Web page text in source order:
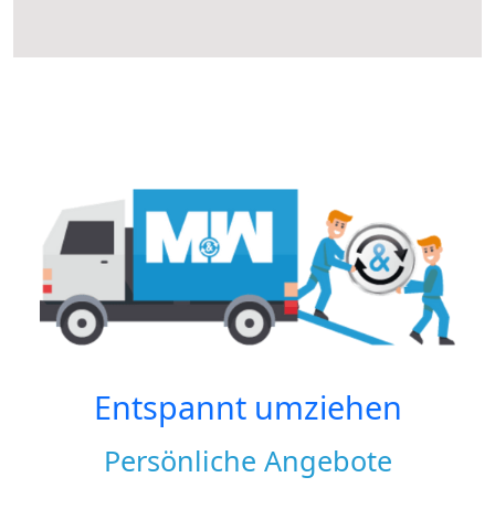
Entspannt umziehen
Persönliche Angebote